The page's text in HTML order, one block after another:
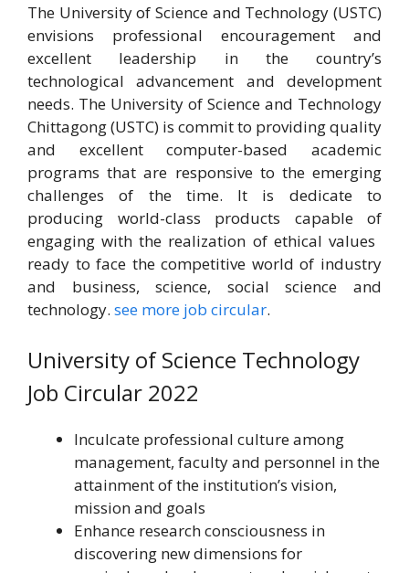
The University of Science and Technology (USTC)
envisions professional encouragement and
excellent leadership in the country’s
technological advancement and development
needs. The University of Science and Technology
Chittagong (USTC) is commit to providing quality
and excellent computer-based academic
programs that are responsive to the emerging
challenges of the time. It is dedicate to
producing world-class products capable of
engaging with the realization of ethical values ​​
ready to face the competitive world of industry
and business, science, social science and
technology. see more job circular.
University of Science Technology
Job Circular 2022
Inculcate professional culture among
management, faculty and personnel in the
attainment of the institution’s vision,
mission and goals
Enhance research consciousness in
discovering new dimensions for